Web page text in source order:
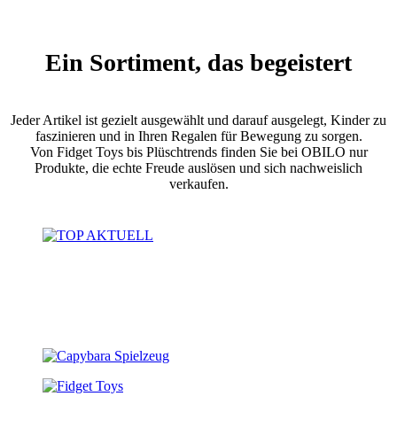
Ein Sortiment, das begeistert
Jeder Artikel ist gezielt ausgewählt und darauf ausgelegt, Kinder zu
faszinieren und in Ihren Regalen für Bewegung zu sorgen.
Von Fidget Toys bis Plüschtrends finden Sie bei OBILO nur
Produkte, die echte Freude auslösen und sich nachweislich
verkaufen.